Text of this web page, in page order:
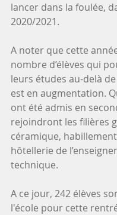
lancer dans la foulée,
2020/2021.
A noter que cette
nombre d’élèves qui
leurs études au-delà
est en augmentation.
ont été admis en
rejoindront les filières
céramique,
hôtellerie de
technique.
A ce jour, 242 élèves
l'école pour cette